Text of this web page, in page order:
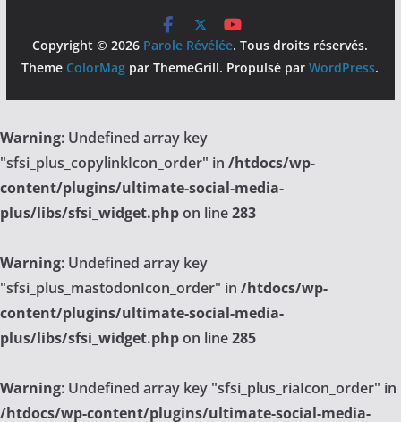
Copyright © 2026 Parole Révélée. Tous droits réservés.
Theme ColorMag par ThemeGrill. Propulsé parWordPress.
Warning: Undefined array key
"sfsi_plus_copylinkIcon_order" in /htdocs/wp-
content/plugins/ultimate-social-media-
plus/libs/sfsi_widget.phpon line283
Warning: Undefined array key
"sfsi_plus_mastodonIcon_order" in /htdocs/wp-
content/plugins/ultimate-social-media-
plus/libs/sfsi_widget.phpon line285
Warning: Undefined array key "sfsi_plus_riaIcon_order" in
/htdocs/wp-content/plugins/ultimate-social-media-